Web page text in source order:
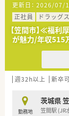
更新日： 2026/07/
正社員
ドラッグ
【笠間市】≪福
が魅力/年収515
週32h以上 新卒
勤務地
茨城県
笠間駅 (JR